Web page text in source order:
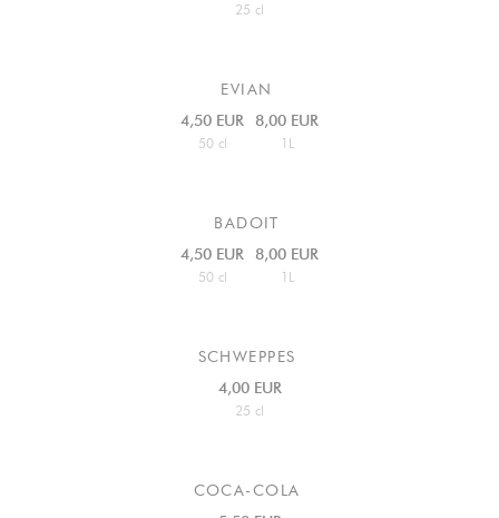
25 cl
EVIAN
4,50 EUR
50 cl
8,00 EUR
1L
BADOIT
4,50 EUR
50 cl
8,00 EUR
1L
SCHWEPPES
4,00 EUR
25 cl
COCA-COLA